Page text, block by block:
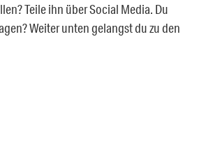
Teile ihn über Social Media. Du
Weiter unten gelangst du zu den